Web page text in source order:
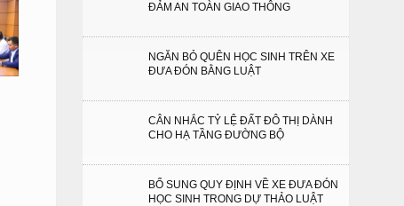
ĐẢM AN TOÀN GIAO THÔNG
NGĂN BỎ QUÊN HỌC SINH TRÊN XE
ĐƯA ĐÓN BẰNG LUẬT
CÂN NHẮC TỶ LỆ ĐẤT ĐÔ THỊ DÀNH
CHO HẠ TẦNG ĐƯỜNG BỘ
BỔ SUNG QUY ĐỊNH VỀ XE ĐƯA ĐÓN
HỌC SINH TRONG DỰ THẢO LUẬT